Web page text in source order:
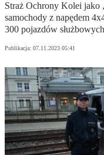
Straż Ochrony Kolei jako
samochody z napędem
300 pojazdów
Publikacja: 07.11.2023 05:41